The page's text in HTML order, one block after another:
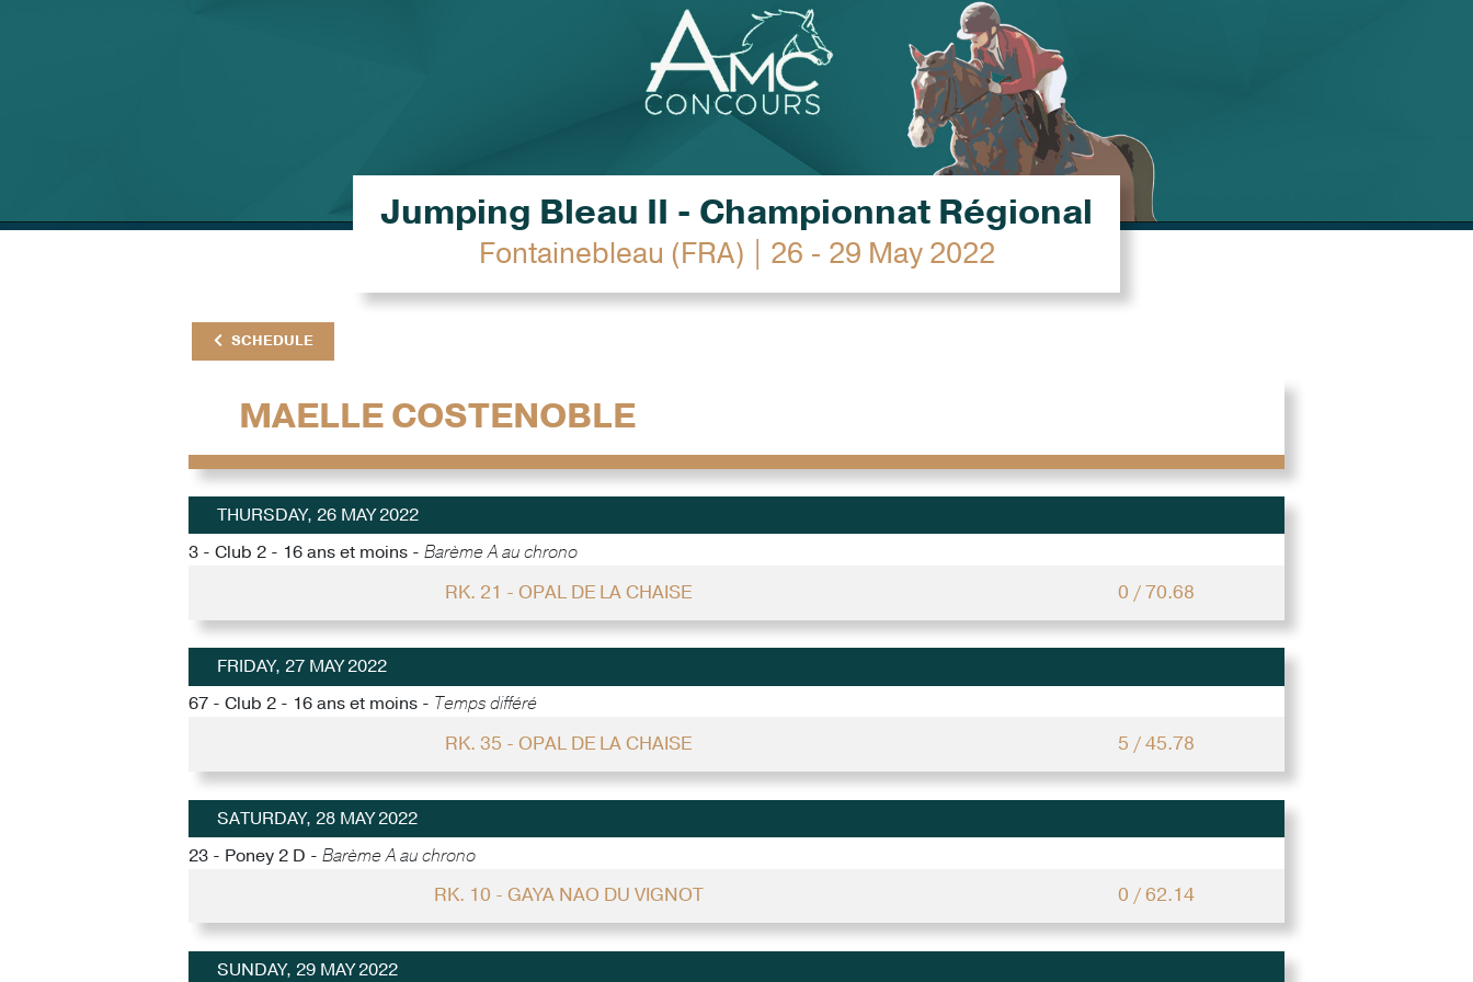
Jumping Bleau II - Championnat Régional
Fontainebleau (FRA) | 26 - 29 May 2022
SCHEDULE
MAELLE COSTENOBLE
THURSDAY, 26 MAY 2022
3 - Club 2 - 16 ans et moins - Barème A au chrono
RK. 21 - OPAL DE LA CHAISE 0 / 70.68
FRIDAY, 27 MAY 2022
67 - Club 2 - 16 ans et moins - Temps différé
RK. 35 - OPAL DE LA CHAISE 5 / 45.78
SATURDAY, 28 MAY 2022
23 - Poney 2 D - Barème A au chrono
RK. 10 - GAYA NAO DU VIGNOT 0 / 62.14
SUNDAY, 29 MAY 2022